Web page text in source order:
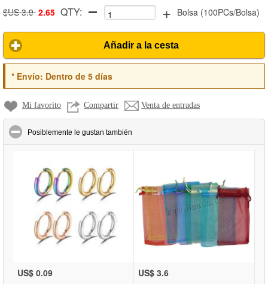
antiguo
$US 3.9 2.65 QTY: + Bolsa(100PCs/Bolsa)
Añadir a la cesta
*Envío: Dentro de 5 días
Mi favorito Compartir Venta de entradas
Posiblemente le gustan también
US$ 0.09 US$ 3.6